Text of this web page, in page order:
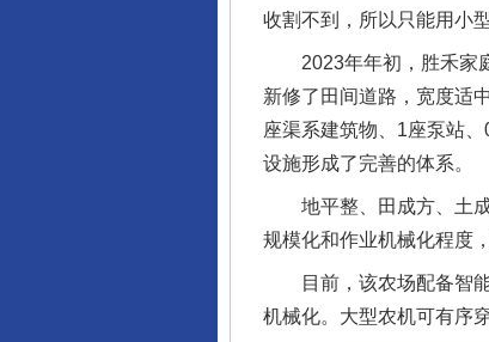
收割不到，所以只能用小
2023年年初，胜禾家庭
新修了田间道路，宽度适
座渠系建筑物、1座泵站
设施形成了完善的体系。
地平整、田成方、土成
规模化和作业机械化程度
目前，该农场配备智能
机械化。大型农机可有序